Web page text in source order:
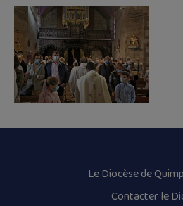
Le Diocèse de
Contacter le